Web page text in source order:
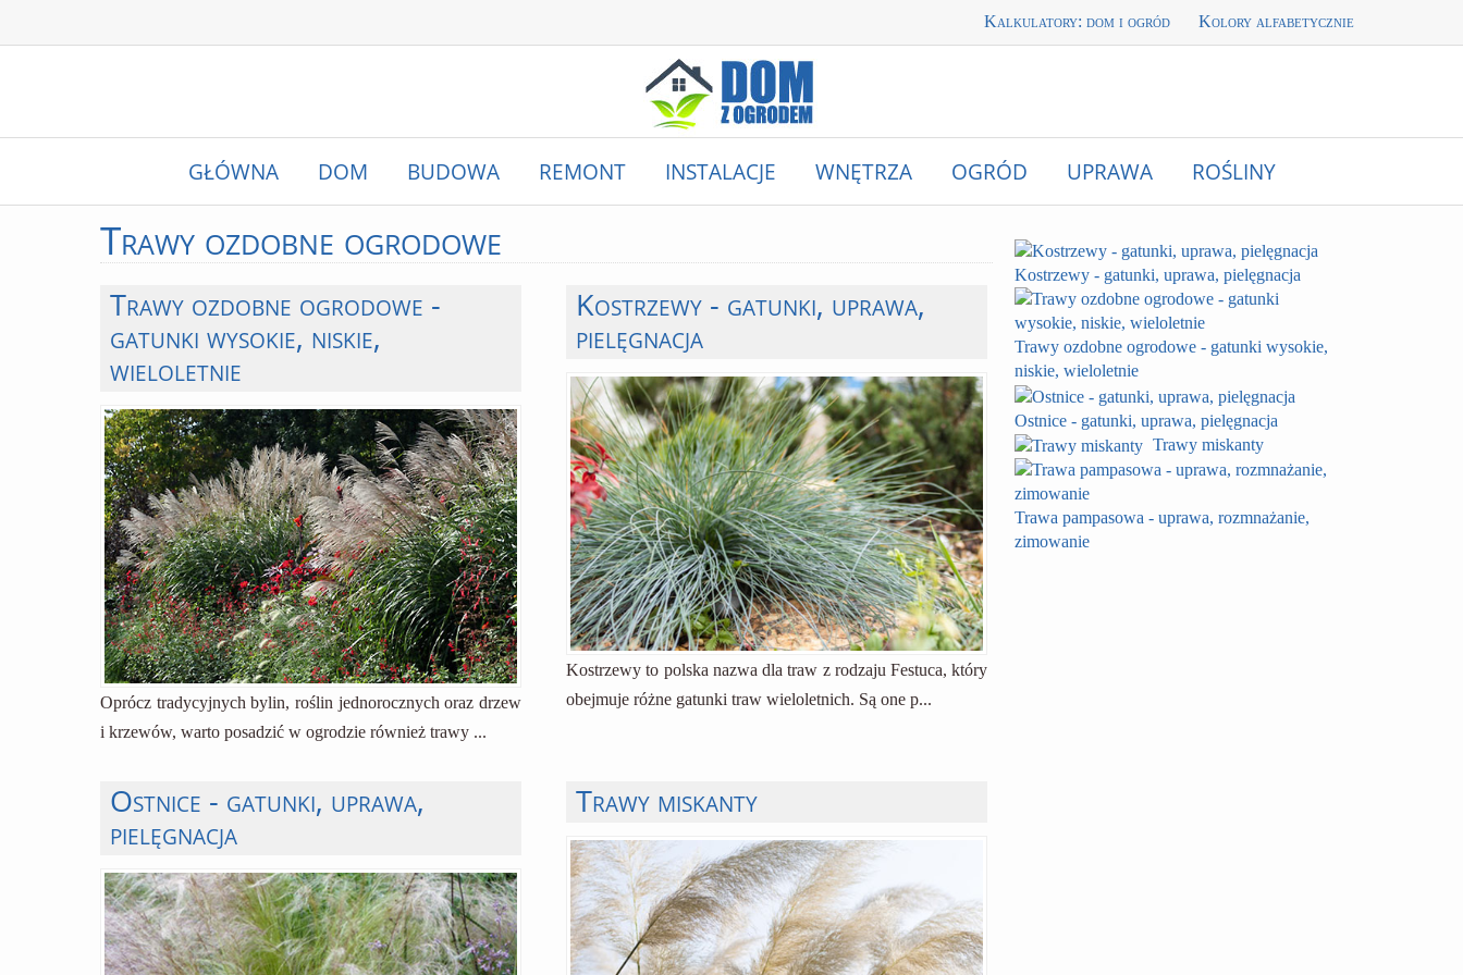
Kalkulatory: dom i ogród Kolory alfabetycznie
GŁÓWNA DOM BUDOWA REMONT INSTALACJE WNĘTRZA OGRÓD UPRAWA ROŚLINY
Trawy ozdobne ogrodowe
Trawy ozdobne ogrodowe -
gatunki wysokie, niskie,
wieloletnie
Oprócz tradycyjnych bylin, roślin jednorocznych oraz drzew
i krzewów, warto posadzić w ogrodzie również trawy ...
Kostrzewy - gatunki, uprawa,
pielęgnacja
Kostrzewy to polska nazwa dla traw z rodzaju Festuca, który
obejmuje różne gatunki traw wieloletnich. Są one p...
Ostnice - gatunki, uprawa,
pielęgnacja
Trawy miskanty
Kostrzewy - gatunki, uprawa, pielęgnacja
Trawy ozdobne ogrodowe - gatunki wysokie,
niskie, wieloletnie
Ostnice - gatunki, uprawa, pielęgnacja
Trawy miskanty
Trawa pampasowa - uprawa, rozmnażanie,
zimowanie